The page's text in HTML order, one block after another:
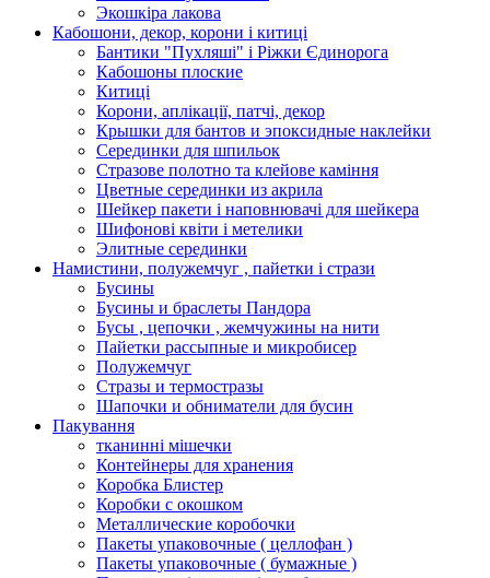
Экошкiра лакова
Кабошони, декор, корони і китиці
Бантики "Пухляші" і Ріжки Єдинорога
Кабошоны плоские
Китиці
Корони, аплікації, патчі, декор
Крышки для бантов и эпоксидные наклейки
Серединки для шпильок
Стразове полотно та клейове каміння
Цветные серединки из акрила
Шейкер пакети і наповнювачі для шейкера
Шифонові квіти і метелики
Элитные серединки
Намистини, полужемчуг , пайетки і стрази
Бусины
Бусины и браслеты Пандора
Бусы , цепочки , жемчужины на нити
Пайетки рассыпные и микробисер
Полужемчуг
Стразы и термостразы
Шапочки и обниматели для бусин
Пакування
тканинні мішечки
Контейнеры для хранения
Коробка Блистер
Коробки с окошком
Металлические коробочки
Пакеты упаковочные ( целлофан )
Пакеты упаковочные ( бумажные )